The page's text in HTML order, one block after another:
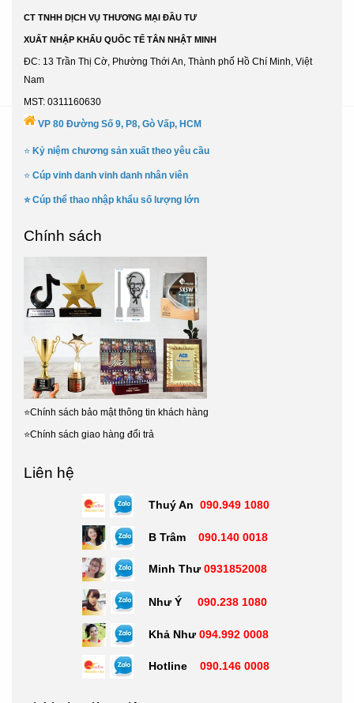
CT TNHH DỊCH VỤ THƯƠNG MẠI ĐẦU TƯ
XUẤT NHẬP KHẨU QUỐC TẾ TÂN NHẬT MINH
ĐC: 13 Trần Thị Cờ, Phường Thới An, Thành phố Hồ Chí Minh, Việt
Nam
MST: 0311160630
VP 80 Đường Số 9, P8, Gò Vấp, HCM
⭐ Kỷ niệm chương sản xuất theo yêu cầu
⭐ Cúp vinh danh vinh danh nhân viên
⭐Cúp thể thao nhập khẩu số lượng lớn
Chính sách
⭐Chính sách bảo mật thông tin khách hàng
⭐Chính sách giao hàng đổi trả
Liên hệ
Thuý An 090.949 1080
B Trâm 090.140 0018
Minh Thư 0931852008
Như Ý 090.238 1080
Khả Như 094.992 0008
Hotline 090.146 0008